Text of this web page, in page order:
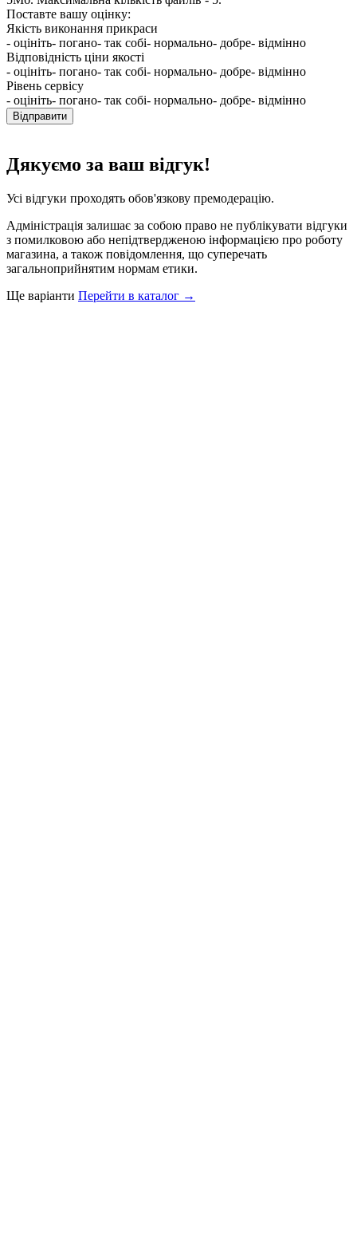
Поставте вашу оцінку:
Якість виконання прикраси
- оцініть- погано- так собі- нормально- добре- відмінно
Відповідність ціни якості
- оцініть- погано- так собі- нормально- добре- відмінно
Рівень сервісу
- оцініть- погано- так собі- нормально- добре- відмінно
Відправити
Дякуємо за ваш відгук!
Усі відгуки проходять обов'язкову премодерацію.
Адміністрація залишає за собою право не публікувати відгуки
з помилковою або непідтвердженою інформацією про роботу
магазина, а також повідомлення, що суперечать
загальноприйнятим нормам етики.
Ще варіанти Перейти в каталог →